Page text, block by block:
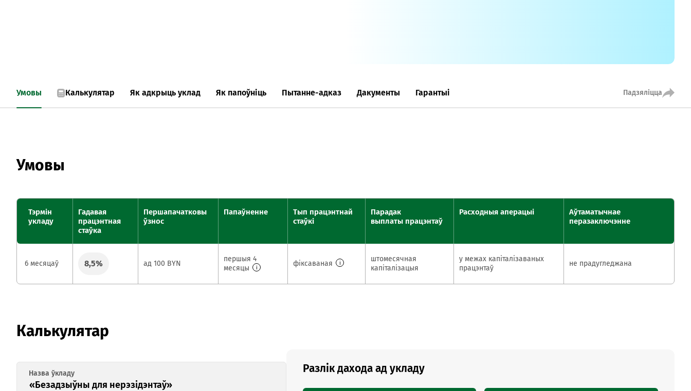
Кантакты
Умовы Калькулятар Як адкрыць уклад Як папоўніць Пытанне-адказ Дакументы Гарантыі Падзяліцца
Умовы
Тэрмін
укладу
Гадавая
працэнтная
стаўка
Першапачатковы
ўзнос
Папаўненне
Тып працэнтнай
стаўкі
Парадак
выплаты працэнтаў
Расходныя аперацыі
Аўтаматычнае
перазаключэнне
6 месяцаў 8,5% ад 100 BYN
першыя 4
месяцы
i
фіксаваная i
штомесячная
капіталізацыя
у межах капіталізаваных
працэнтаў
не прадугледжана
Калькулятар
«Безадзыўны для нерэзідэнтаў»
Разлік дахода ад укладу